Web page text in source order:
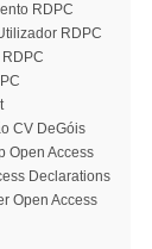
RDPC
RDPC
CV DeGóis
Open Access
Declarations
Open Access